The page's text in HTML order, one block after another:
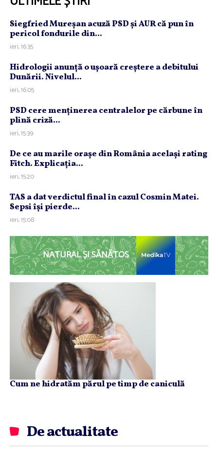
Siegfried Mureşan acuză PSD şi AUR că pun în
pericol fondurile din...
ieri, 16:35
Hidrologii anunţă o uşoară creştere a debitului
Dunării. Nivelul...
ieri, 16:05
PSD cere menţinerea centralelor pe cărbune în
plină criză...
ieri, 15:39
De ce au marile oraşe din România acelaşi rating
Fitch. Explicaţia...
ieri, 15:20
TAS a dat verdictul final în cazul Cosmin Matei.
Sepsi îşi pierde...
ieri, 15:08
NATURAL ȘI SĂNĂTOS
Cum ne hidratăm părul pe timp de caniculă
De actualitate